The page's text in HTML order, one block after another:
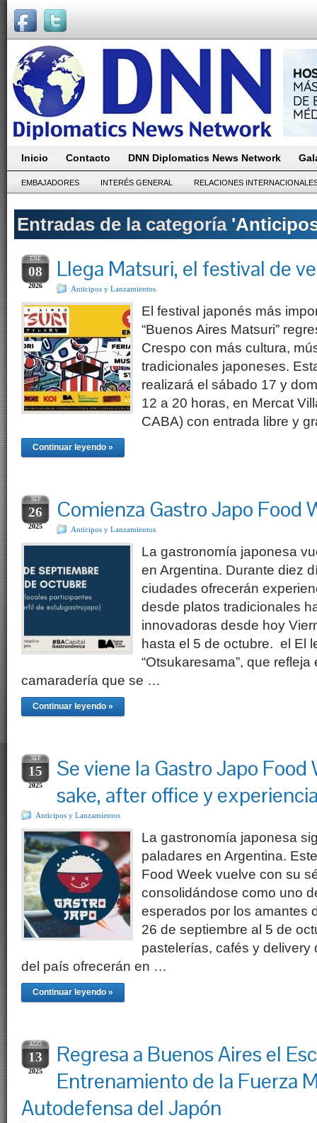
Inicio Contacto DNN Diplomatics News Network
EMBAJADORES INTERÉS GENERAL RELACIONES
Entradas de la categoría
ENE
08
2026
Llega Matsuri, el festival de
Anticipos y Lanzamientos
El festival japonés más
“Buenos Aires Matsuri”
Crespo con más cultura,
tradicionales japoneses.
realizará el sábado 17 y
12 a 20 horas, en Mercat
CABA) con entrada libre y
Continuar leyendo »
SEP
26
2025
Comienza Gastro Japo Food
Anticipos y Lanzamientos
La gastronomía japonesa
en Argentina. Durante diez
ciudades ofrecerán
desde platos tradicionales
innovadoras desde hoy
hasta el 5 de octubre. el El
“Otsukaresama”, que
camaradería que se …
Continuar leyendo »
SEP
15
2025
Se viene la Gastro Japo
sake, after office y
Anticipos y Lanzamientos
La gastronomía japonesa
paladares en Argentina.
Food Week vuelve con su
consolidándose como uno
esperados por los amantes
26 de septiembre al 5 de
pastelerías, cafés y delivery
del país ofrecerán en …
Continuar leyendo »
AGO
13
2025
Regresa a Buenos Aires el
Entrenamiento de la Fuerza
Autodefensa del Japón